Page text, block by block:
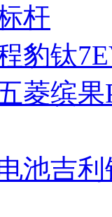
杆
豹钛
菱缤
池吉